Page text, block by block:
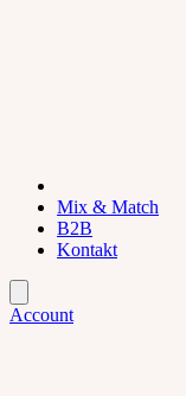
Mix & Match
B2B
Kontakt
Account